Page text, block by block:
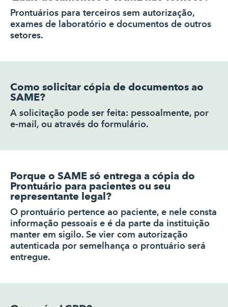
Prontuários para terceiros sem autorização,
exames de laboratório e documentos de outros
setores.
Como solicitar cópia de documentos ao
SAME?
A solicitação pode ser feita: pessoalmente, por
e-mail, ou através do formulário.
Porque o SAME só entrega a cópia do
Prontuário para pacientes ou seu
representante legal?
O prontuário pertence ao paciente, e nele consta
informação pessoais e é da parte da instituição
manter em sigilo. Se vier com autorização
autenticada por semelhança o prontuário será
entregue.